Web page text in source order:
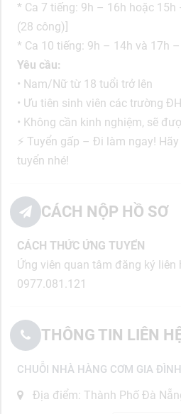
* Ca 7 tiếng: 9h – 16h hoặc
(28 công)]
* Ca 10 tiếng: 9h – 14h và 17h
Yêu cầu:
• Nam/Nữ từ 18 tuổi trở lên
• Ưu tiên sinh viên các trường
• Không cần kinh nghiệm, sẽ
⚡ Tuyển gấp – Đi làm ngay!
tuyển nhé!
CÁCH NỘP HỒ SƠ
CÁCH THỨC ỨNG TUYỂN
Ứng viên quan tâm đăng ký liên
0977.081.121
THÔNG TIN LIÊN
CHUỖI NHÀ HÀNG CƠM GIA ĐÌNH
Địa điểm: Thành Phố Đà